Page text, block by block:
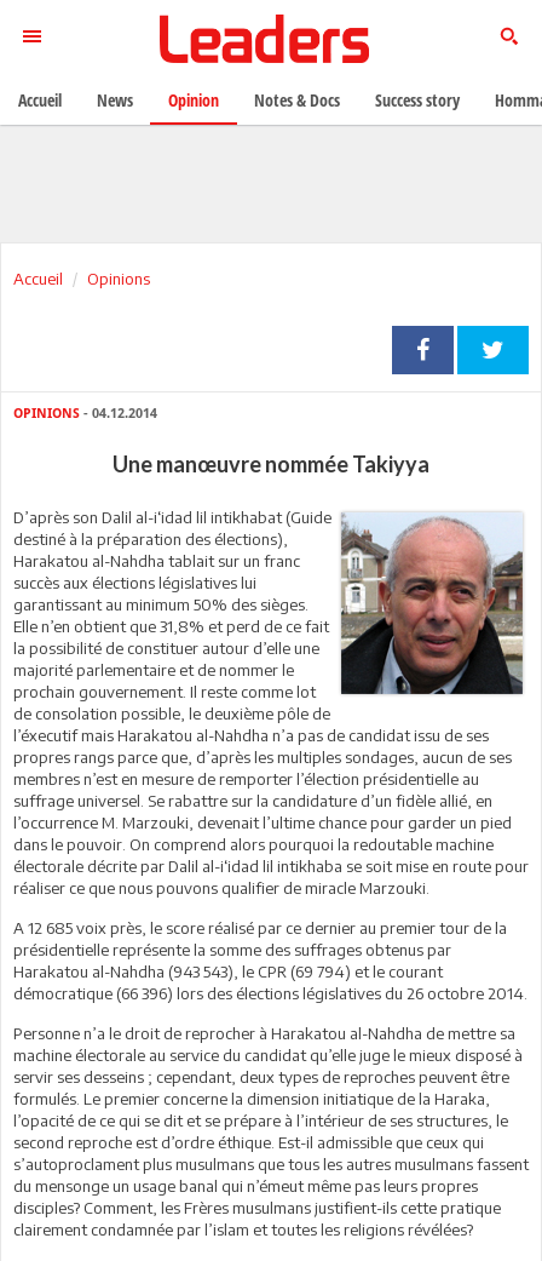
Accueil Opinions
OPINIONS - 04.12.2014
Une manœuvre nommée Takiyya
D’après son Dalil al-i‘idad lil intikhabat (Guide
destiné à la préparation des élections),
Harakatou al-Nahdha tablait sur un franc
succès aux élections législatives lui
garantissant au minimum 50% des sièges.
Elle n’en obtient que 31,8% et perd de ce fait
la possibilité de constituer autour d’elle une
majorité parlementaire et de nommer le
prochain gouvernement. Il reste comme lot
de consolation possible, le deuxième pôle de
l’éxecutif mais Harakatou al-Nahdha n’a pas de candidat issu de ses
propres rangs parce que, d’après les multiples sondages, aucun de ses
membres n’est en mesure de remporter l’élection présidentielle au
suffrage universel. Se rabattre sur la candidature d’un fidèle allié, en
l’occurrence M. Marzouki, devenait l’ultime chance pour garder un pied
dans le pouvoir. On comprend alors pourquoi la redoutable machine
électorale décrite par Dalil al-i‘idad lil intikhaba se soit mise en route pour
réaliser ce que nous pouvons qualifier de miracle Marzouki.
A 12 685 voix près, le score réalisé par ce dernier au premier tour de la
présidentielle représente la somme des suffrages obtenus par
Harakatou al-Nahdha (943 543), le CPR (69 794) et le courant
démocratique (66 396) lors des élections législatives du 26 octobre 2014.
Personne n’a le droit de reprocher à Harakatou al-Nahdha de mettre sa
machine électorale au service du candidat qu’elle juge le mieux disposé à
servir ses desseins ; cependant, deux types de reproches peuvent être
formulés. Le premier concerne la dimension initiatique de la Haraka,
l’opacité de ce qui se dit et se prépare à l’intérieur de ses structures, le
second reproche est d’ordre éthique. Est-il admissible que ceux qui
s’autoproclament plus musulmans que tous les autres musulmans fassent
du mensonge un usage banal qui n’émeut même pas leurs propres
disciples? Comment, les Frères musulmans justifient-ils cette pratique
clairement condamnée par l’islam et toutes les religions révélées?
Accueil News Opinion Notes & Docs Success story